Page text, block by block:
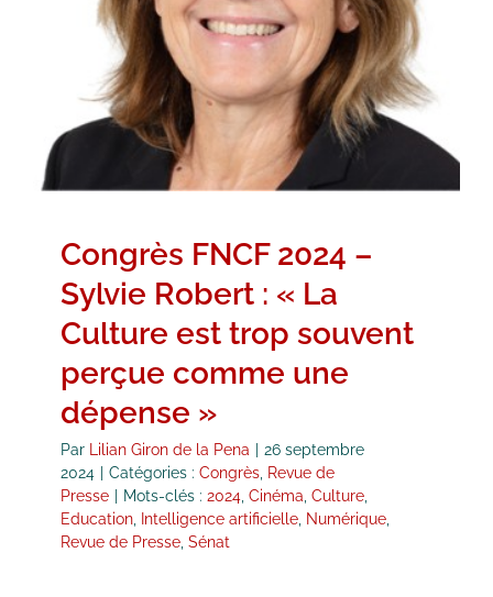
dépense »
Congrès Revue de Presse
Congrès FNCF 2024 –
Sylvie Robert : « La
Culture est trop souvent
perçue comme une
dépense »
Par Lilian Giron de la Pena
26 septembre
2024
Catégories : Congrès Revue de
Presse
Mots-clés : 2024 Cinéma Culture
Education
Intelligence artificielle Numérique
Revue de Presse Sénat